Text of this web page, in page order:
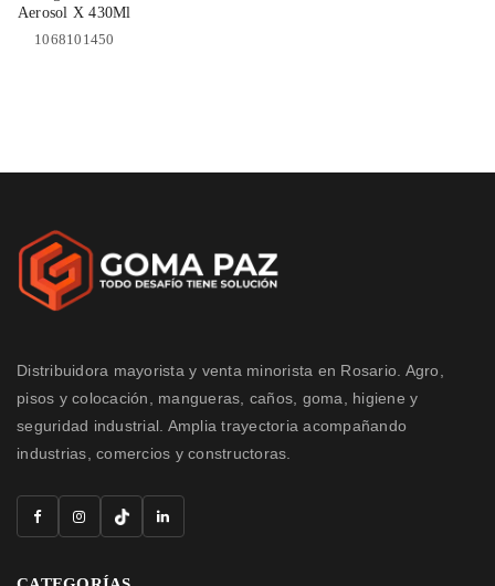
Aerosol X 430Ml
1068101450
Distribuidora mayorista y venta minorista en Rosario. Agro,
pisos y colocación, mangueras, caños, goma, higiene y
seguridad industrial. Amplia trayectoria acompañando
industrias, comercios y constructoras.